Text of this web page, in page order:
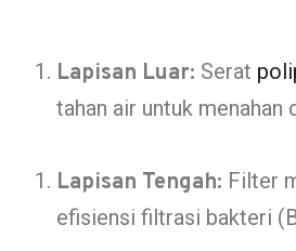
Lapisan Luar: Serat
tahan air untuk
Lapisan Tengah: Filter
efisiensi filtrasi bakteri